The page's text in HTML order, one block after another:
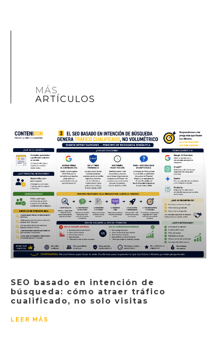
MÁS
ARTÍCULOS
SEO basado en intención de
búsqueda: cómo atraer tráfico
cualificado, no solo visitas
LEER MÁS